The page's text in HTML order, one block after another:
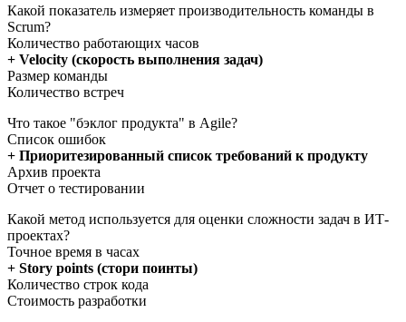
Какой показатель измеряет производительность команды в
Scrum?
Количество работающих часов
+ Velocity (скорость выполнения задач)
Размер команды
Количество встреч
Что такое "бэклог продукта" в Agile?
Список ошибок
+ Приоритезированный список требований к продукту
Архив проекта
Отчет о тестировании
Какой метод используется для оценки сложности задач в ИТ-
проектах?
Точное время в часах
+ Story points (стори поинты)
Количество строк кода
Стоимость разработки